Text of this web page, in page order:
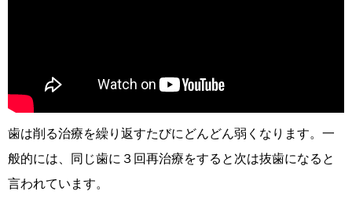
歯は削る治療を繰り返すたびにどんどん弱くなります。一
般的には、同じ歯に３回再治療をすると次は抜歯になると
言われています。